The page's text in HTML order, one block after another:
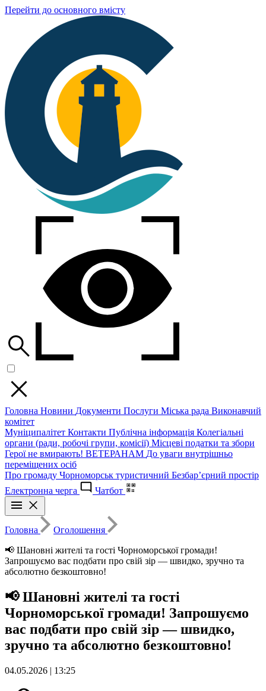
Перейти до основного вмісту
Головна Новини Документи Послуги Міська рада Виконавчий
комітет
Муніципалітет Контакти Публічна інформація Колегіальні
органи (ради, робочі групи, комісії) Місцеві податки та збори
Герої не вмирають! ВЕТЕРАНАМ До уваги внутрішньо
переміщених осіб
Про громаду Чорноморськ туристичний Безбар’єрний простір
Електронна черга
Чатбот
Головна
Оголошення
📢 Шановні жителі та гості Чорноморської громади!
Запрошуємо вас подбати про свій зір — швидко, зручно та
абсолютно безкоштовно!
📢 Шановні жителі та гості
Чорноморської громади! Запрошуємо
вас подбати про свій зір — швидко,
зручно та абсолютно безкоштовно!
04.05.2026 | 13:25